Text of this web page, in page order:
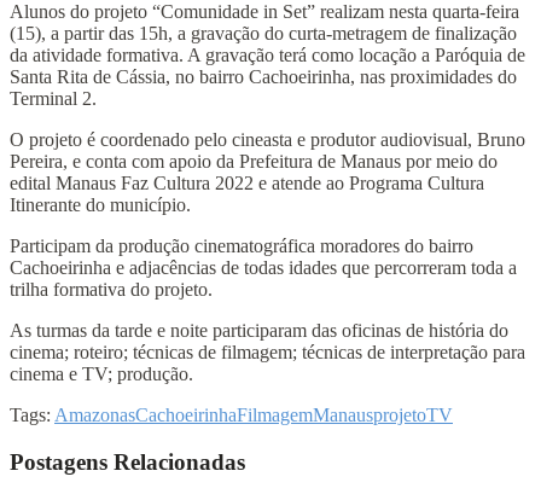
Alunos do projeto “Comunidade in Set” realizam nesta quarta-feira
(15), a partir das 15h, a gravação do curta-metragem de finalização
da atividade formativa. A gravação terá como locação a Paróquia de
Santa Rita de Cássia, no bairro Cachoeirinha, nas proximidades do
Terminal 2.
O projeto é coordenado pelo cineasta e produtor audiovisual, Bruno
Pereira, e conta com apoio da Prefeitura de Manaus por meio do
edital Manaus Faz Cultura 2022 e atende ao Programa Cultura
Itinerante do município.
Participam da produção cinematográfica moradores do bairro
Cachoeirinha e adjacências de todas idades que percorreram toda a
trilha formativa do projeto.
As turmas da tarde e noite participaram das oficinas de história do
cinema; roteiro; técnicas de filmagem; técnicas de interpretação para
cinema e TV; produção.
Tags: AmazonasCachoeirinhaFilmagemManausprojetoTV
Postagens Relacionadas